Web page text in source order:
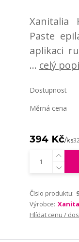
Xanitalia
Paste
aplikaci
... celý
Dostupnost
Měrná cena
394 Kč/ks
Číslo produktu:
Výrobce:
Hlídat cenu /